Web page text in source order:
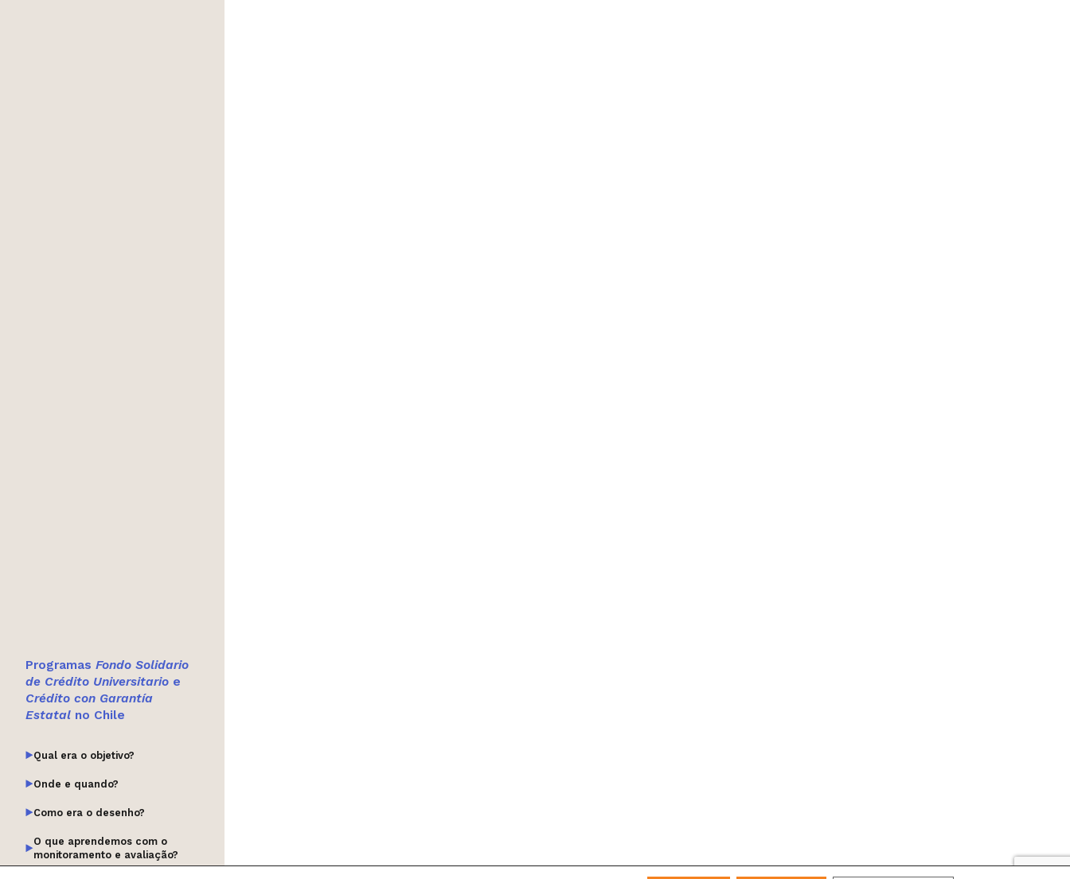
Programas Fondo Solidario
de Crédito Universitario e
Crédito con Garantía
Estatal no Chile
Qual era o objetivo?
Onde e quando?
Como era o desenho?
O que aprendemos com o
monitoramento e avaliação?